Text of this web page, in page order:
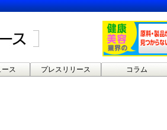
ス プレスリリース コラム